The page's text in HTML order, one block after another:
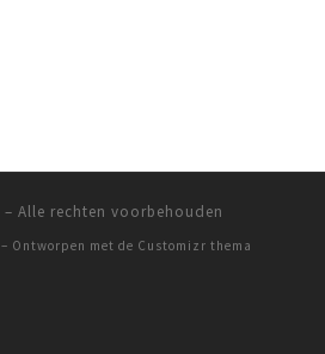
– Alle rechten voorbehouden
– Ontworpen met de Customizr thema